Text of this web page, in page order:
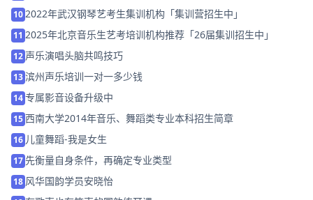
102022年武汉钢琴艺考生集训机构「集训营招生中」
11 2025年北京音乐生艺考培训机构推荐「26届集训招生中」
12 声乐演唱头脑共鸣技巧
13滨州声乐培训一对一多少钱
14专属影音设备升级中
15西南大学2014年音乐、舞蹈类专业本科招生简章
16 儿童舞蹈-我是女生
17先衡量自身条件，再确定专业类型
18 风华国韵学员安晓怡